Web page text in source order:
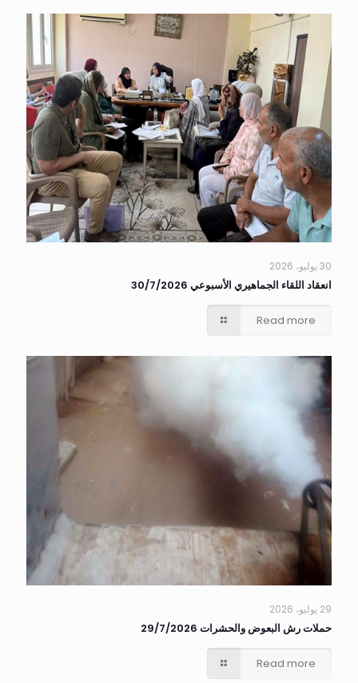
30 يوليو، 2026
انعقاد اللقاء الجماهيري الأسبوعي 30/7/2026
Read more
29 يوليو، 2026
حملات رش البعوض والحشرات 29/7/2026
Read more